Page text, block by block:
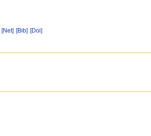
[Net] [Bib] [Doi]